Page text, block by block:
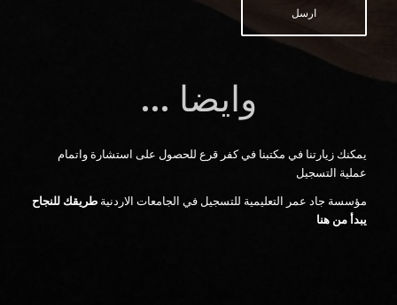
وايضا …
يمكنك زيارتنا في مكتبنا في كفر قرع للحصول على استشارة واتمام
عملية التسجيل
مؤسسة جاد عمر التعليمية للتسجيل في الجامعات الاردنية طريقك للنجاح
يبدأ من هنا